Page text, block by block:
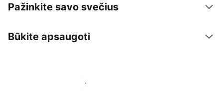
Pažinkite savo svečius
Būkite apsaugoti
Registruotis mūsų platformoje dabar